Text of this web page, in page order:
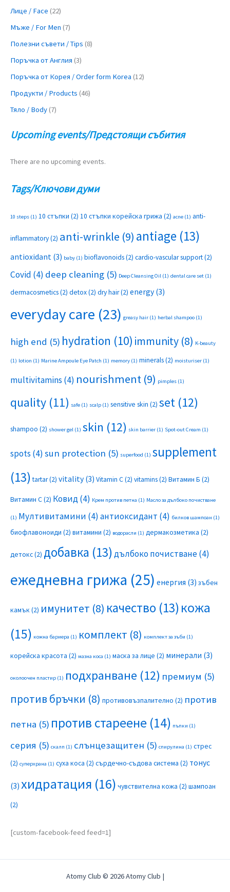
Лице / Face (22)
Мъже / For Men (7)
Полезни съвети / Tips (8)
Поръчка от Англия (3)
Поръчка от Корея / Order form Korea (12)
Продукти / Products (46)
Тяло / Body (7)
Upcoming events/Предстоящи събития
There are no upcoming events.
Tags/Ключови думи
10 steps (1) 10 стъпки (2) 10 стъпки корейска грижа (2) acne (1) anti-
inflammatory(2) anti-wrinkle (9) antiage (13)
antioxidant (3) baby (1) bioflavonoids(2) cardio-vascular support(2)
Covid (4) deep cleaning (5) Deep Cleansing Oil (1) dental care set (1)
dermacosmetics(2) detox(2) dry hair(2) energy (3)
everyday care (23) greasy hair (1) herbal shampoo (1)
high end (5) hydration (10) immunity (8) K-beauty
(1) lotion (1) Marine Ampoule Eye Patch (1) memory (1) minerals(2) moisturiser (1)
multivitamins(4) nourishment (9) pimples (1)
quality (11) safe (1) scalp (1) sensitive skin (2) set (12)
shampoo (2) shower gel (1) skin (12) skin barrier (1) Spot-out Cream (1)
spots(4)sun protection (5) superfood (1) supplement
(13) tartar(2) vitality (3) Vitamin C(2) vitamins(2) Витамин Б (2)
Витамин С(2) Ковид(4) Крем против петна (1) Масло за дълбоко почистване
(1) Мултивитамини (4)антиоксидант (4) билков шампоан (1)
биофлавоноиди (2) витамини (2) водорасли (1) дермакозметика (2)
детокс(2) добавка (13)дълбоко почистване(4)
ежедневна грижа (25) енергия (3) зъбен
камък(2) имунитет (8) качество (13)кожа
(15) кожна бариера (1) комплект (8) комплект за зъби (1)
корейска красота (2) мазна коса (1) маска за лице (2) минерали (3)
околоочен пластир (1) подхранване (12) премиум (5)
против бръчки (8) противовъзпалително (2) против
петна (5) против стареене (14) пъпки (1)
серия (5) скалп (1) слънцезащитен (5) спирулина (1) стрес
(2) суперхрана (1) суха коса (2) сърдечно-съдова система (2) тонус
(3) хидратация (16) чувствителна кожа (2) шампоан
(2)
[custom-facebook-feed feed=1]
Atomy Club © 2026 Atomy Club |